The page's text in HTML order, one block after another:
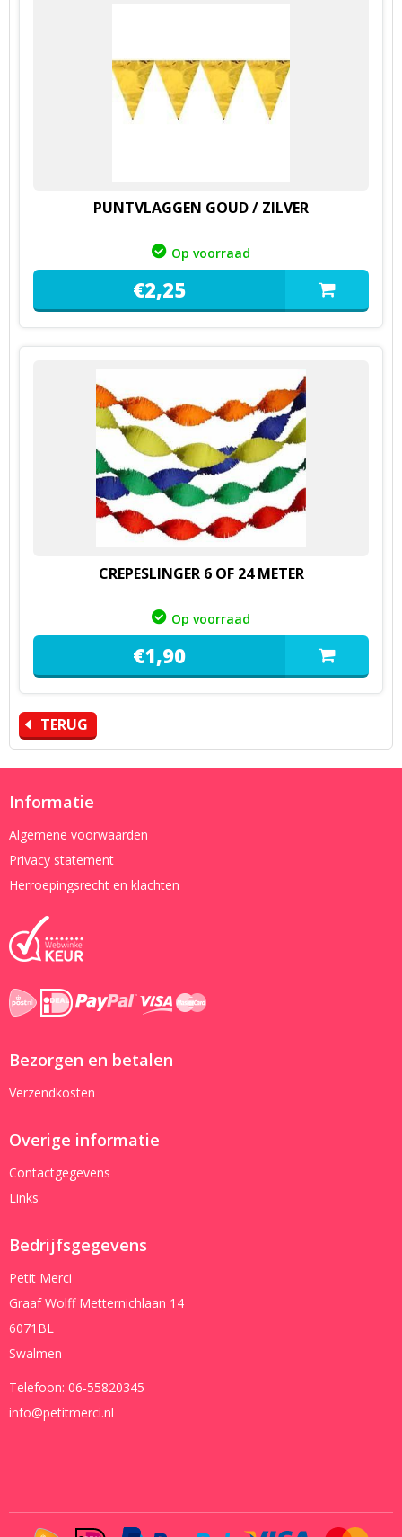
PUNTVLAGGEN GOUD / ZILVER
Op voorraad
€2,25
CREPESLINGER 6 OF 24 METER
Op voorraad
€1,90
TERUG
Informatie
Algemene voorwaarden
Privacy statement
Herroepingsrecht en klachten
Bezorgen en betalen
Verzendkosten
Overige informatie
Contactgegevens
Links
Bedrijfsgegevens
Petit Merci
Graaf Wolff Metternichlaan 14
6071BL
Swalmen
Telefoon: 06-55820345
info@petitmerci.nl